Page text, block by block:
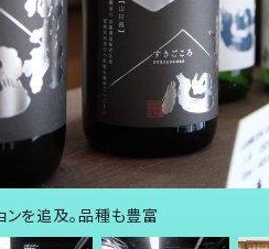
ンを追及。品種も豊富